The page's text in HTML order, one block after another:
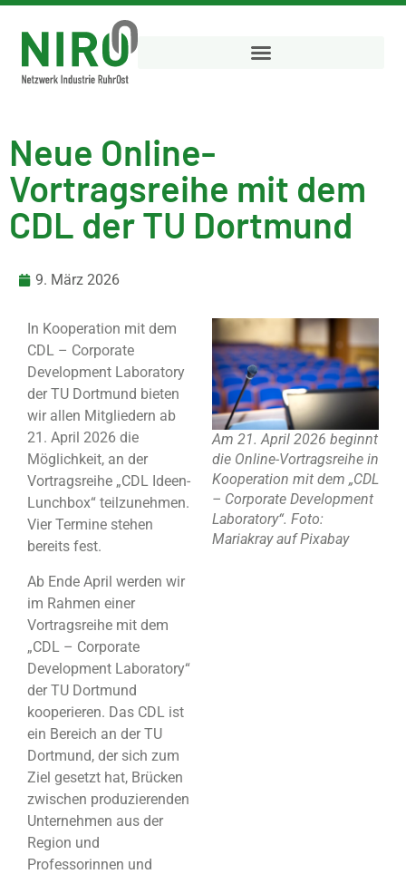
Neue Online-
Vortragsreihe mit dem
CDL der TU Dortmund
9. März 2026
In Kooperation mit dem
CDL – Corporate
Development Laboratory
der TU Dortmund bieten
wir allen Mitgliedern ab
21. April 2026 die
Möglichkeit, an der
Vortragsreihe „CDL Ideen-
Lunchbox“ teilzunehmen.
Vier Termine stehen
bereits fest.
Ab Ende April werden wir
im Rahmen einer
Vortragsreihe mit dem
„CDL – Corporate
Development Laboratory“
der TU Dortmund
kooperieren. Das CDL ist
ein Bereich an der TU
Dortmund, der sich zum
Ziel gesetzt hat, Brücken
zwischen produzierenden
Unternehmen aus der
Region und
Professorinnen und
Am 21. April 2026 beginnt
die Online-Vortragsreihe in
Kooperation mit dem „CDL
– Corporate Development
Laboratory“. Foto:
Mariakray auf Pixabay